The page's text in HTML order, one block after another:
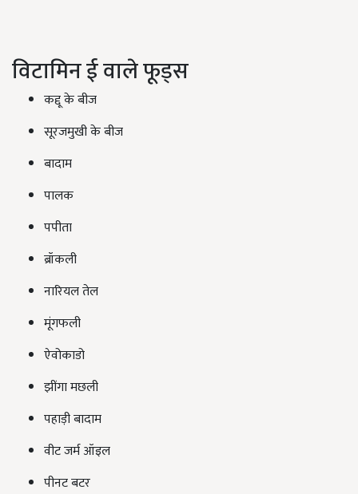
विटामिन ई वाले फूड्स
कद्दू के बीज
सूरजमुखी के बीज
बादाम
पालक
पपीता
ब्रॉकली
नारियल तेल
मूंगफली
ऐवोकाडो
झींगा मछली
पहाड़ी बादाम
वीट जर्म ऑइल
पीनट बटर